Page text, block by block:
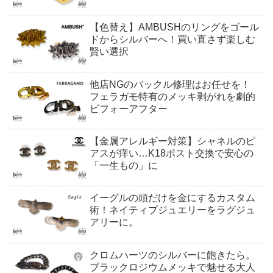
【色替え】AMBUSHのリングをゴール
ドからシルバーへ！買い直さず楽しむ
賢い選択
他店NGのバックル修理はお任せを！
フェラガモ特有のメッキ剥がれを劇的
ビフォーアフター
【金属アレルギー対策】シャネルのピ
アスが痒い…K18ポスト交換で安心の
「一生もの」に
イーグルの頭だけを金にするカスタム
術！ネイティブジュエリーをラグジュ
アリーに。
クロムハーツのシルバーに飽きたら。
ブラックロジウムメッキで魅せる大人